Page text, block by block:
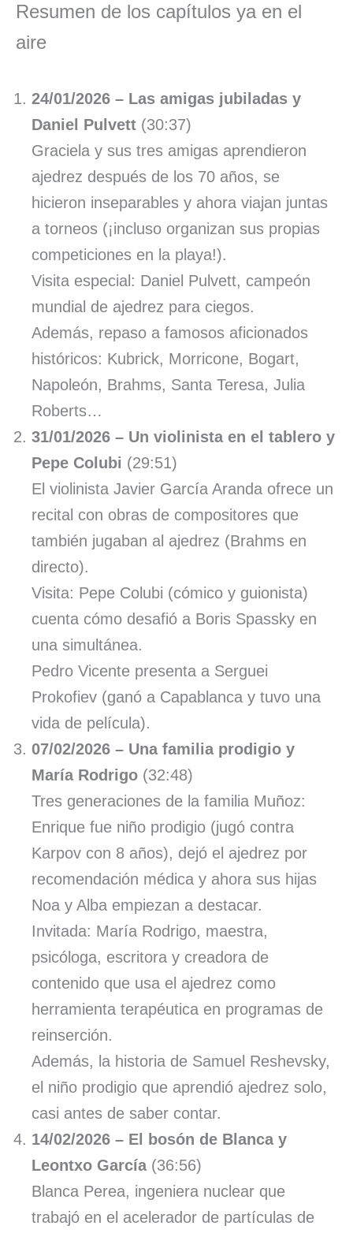
Resumen de los capítulos ya en el
aire
24/01/2026 – Las amigas jubiladas y
Daniel Pulvett (30:37)
Graciela y sus tres amigas aprendieron
ajedrez después de los 70 años, se
hicieron inseparables y ahora viajan juntas
a torneos (¡incluso organizan sus propias
competiciones en la playa!).
Visita especial: Daniel Pulvett, campeón
mundial de ajedrez para ciegos.
Además, repaso a famosos aficionados
históricos: Kubrick, Morricone, Bogart,
Napoleón, Brahms, Santa Teresa, Julia
Roberts…
31/01/2026 – Un violinista en el tablero y
Pepe Colubi (29:51)
El violinista Javier García Aranda ofrece un
recital con obras de compositores que
también jugaban al ajedrez (Brahms en
directo).
Visita: Pepe Colubi (cómico y guionista)
cuenta cómo desafió a Boris Spassky en
una simultánea.
Pedro Vicente presenta a Serguei
Prokofiev (ganó a Capablanca y tuvo una
vida de película).
07/02/2026 – Una familia prodigio y
María Rodrigo (32:48)
Tres generaciones de la familia Muñoz:
Enrique fue niño prodigio (jugó contra
Karpov con 8 años), dejó el ajedrez por
recomendación médica y ahora sus hijas
Noa y Alba empiezan a destacar.
Invitada: María Rodrigo, maestra,
psicóloga, escritora y creadora de
contenido que usa el ajedrez como
herramienta terapéutica en programas de
reinserción.
Además, la historia de Samuel Reshevsky,
el niño prodigio que aprendió ajedrez solo,
casi antes de saber contar.
14/02/2026 – El bosón de Blanca y
Leontxo García(36:56)
Blanca Perea, ingeniera nuclear que
trabajó en el acelerador de partículas de